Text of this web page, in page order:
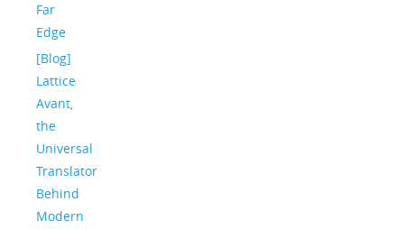
Far
Edge
[Blog]
Lattice
Avant,
the
Universal
Translator
Behind
Modern